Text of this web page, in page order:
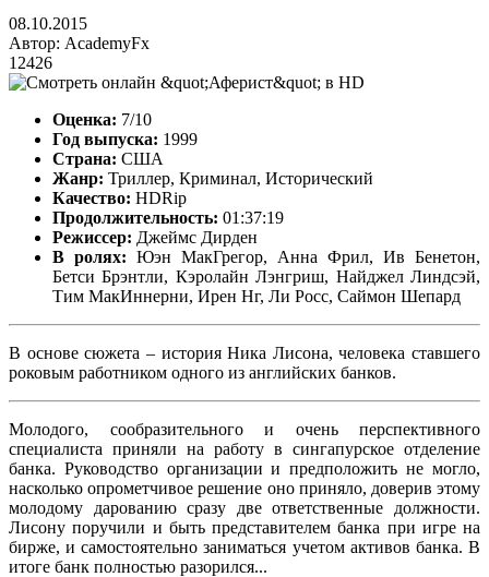
08.10.2015
Автор: AcademyFx
12426
Оценка: 7/10
Год выпуска: 1999
Страна: США
Жанр: Триллер, Криминал, Исторический
Качество: HDRip
Продолжительность: 01:37:19
Режиссер: Джеймс Дирден
В ролях: Юэн МакГрегор, Анна Фрил, Ив Бенетон,
Бетси Брэнтли, Кэролайн Лэнгриш, Найджел Линдсэй,
Тим МакИннерни, Ирен Нг, Ли Росс, Саймон Шепард
В основе сюжета – история Ника Лисона, человека ставшего
роковым работником одного из английских банков.
Молодого, сообразительного и очень перспективного
специалиста приняли на работу в сингапурское отделение
банка. Руководство организации и предположить не могло,
насколько опрометчивое решение оно приняло, доверив этому
молодому дарованию сразу две ответственные должности.
Лисону поручили и быть представителем банка при игре на
бирже, и самостоятельно заниматься учетом активов банка. В
итоге банк полностью разорился...